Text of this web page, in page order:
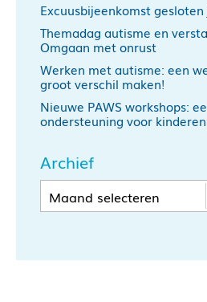
Excuusbijeenkomst
Themadag autisme en
Omgaan met onrust
Werken met autisme: een
groot verschil maken!
Nieuwe PAWS workshops:
ondersteuning voor
Archief